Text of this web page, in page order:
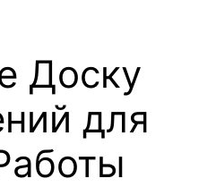
Доску
для